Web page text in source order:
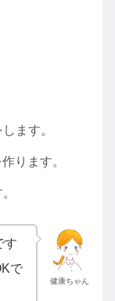
ます。
ります。
健康ちゃん
す
で